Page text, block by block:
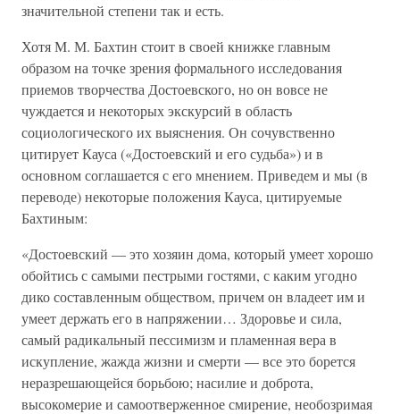
значительной степени так и есть.
Хотя М. М. Бахтин стоит в своей книжке главным
образом на точке зрения формального исследования
приемов творчества Достоевского, но он вовсе не
чуждается и некоторых экскурсий в область
социологического их выяснения. Он сочувственно
цитирует Кауса («Достоевский и его судьба») и в
основном соглашается с его мнением. Приведем и мы (в
переводе) некоторые положения Кауса, цитируемые
Бахтиным:
«Достоевский — это хозяин дома, который умеет хорошо
обойтись с самыми пестрыми гостями, с каким угодно
дико составленным обществом, причем он владеет им и
умеет держать его в напряжении… Здоровье и сила,
самый радикальный пессимизм и пламенная вера в
искупление, жажда жизни и смерти — все это борется
неразрешающейся борьбою; насилие и доброта,
высокомерие и самоотверженное смирение, необозримая